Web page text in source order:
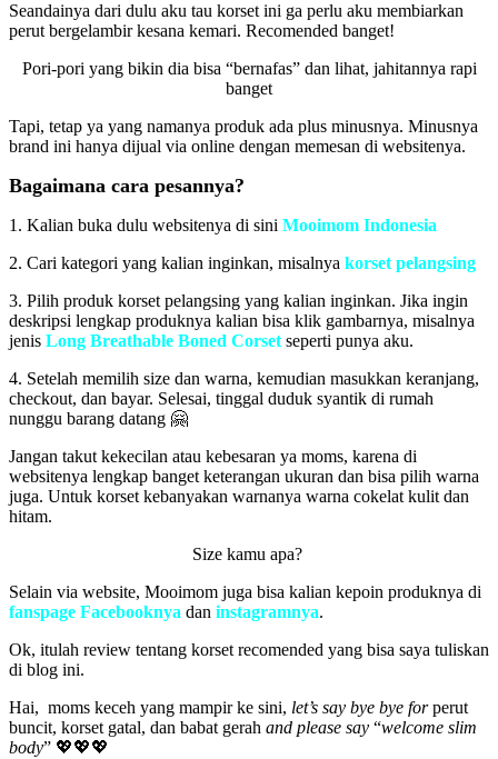
Seandainya dari dulu aku tau korset ini ga perlu aku membiarkan
perut bergelambir kesana kemari. Recomended banget!
Pori-pori yang bikin dia bisa “bernafas” dan lihat, jahitannya rapi
banget
Tapi, tetap ya yang namanya produk ada plus minusnya. Minusnya
brand ini hanya dijual via online dengan memesan di websitenya.
Bagaimana cara pesannya?
1. Kalian buka dulu websitenya di sini Mooimom Indonesia
2. Cari kategori yang kalian inginkan, misalnya korset pelangsing
3. Pilih produk korset pelangsing yang kalian inginkan. Jika ingin
deskripsi lengkap produknya kalian bisa klik gambarnya, misalnya
jenis Long Breathable Boned Corset seperti punya aku.
4. Setelah memilih size dan warna, kemudian masukkan keranjang,
checkout, dan bayar. Selesai, tinggal duduk syantik di rumah
nunggu barang datang 🤗
Jangan takut kekecilan atau kebesaran ya moms, karena di
websitenya lengkap banget keterangan ukuran dan bisa pilih warna
juga. Untuk korset kebanyakan warnanya warna cokelat kulit dan
hitam.
Size kamu apa?
Selain via website, Mooimom juga bisa kalian kepoin produknya di
fanspage Facebooknya dan instagramnya.
Ok, itulah review tentang korset recomended yang bisa saya tuliskan
di blog ini.
Hai, moms keceh yang mampir ke sini, let’s say bye bye forperut
buncit, korset gatal, dan babat gerah and please say “welcome slim
body” 💖💖💖